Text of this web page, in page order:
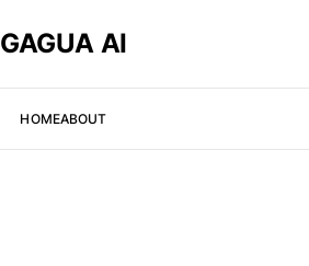
GAGUA AI
HOMEABOUT